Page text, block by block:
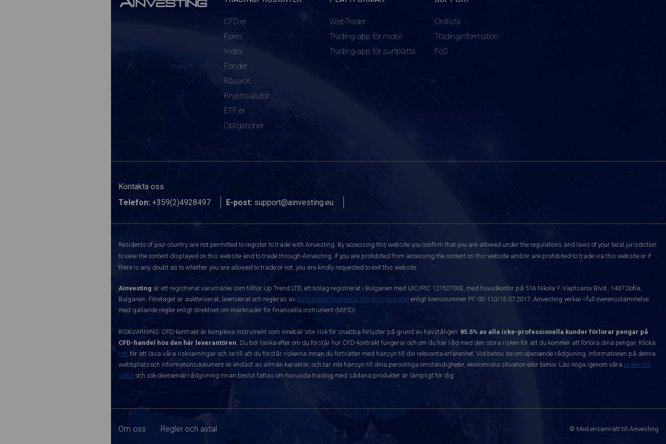
CFD:er
Forex
Index
Fonder
Råvaror
Kryptovalutor
ETF:er
Obligationer
WebTrader
Trading-app för mobil
Trading-app för surfplatta
Ordlista
Tradinginformation
FoS
Kontakta oss
Telefon: +359(2)4928497 E-post: support@ainvesting.eu
Residents of your country are not permitted to register to trade with Ainvesting. By accessing this website you confirm that you are allowed under the regulations and laws of your local jurisdiction
to view the content displayed on this website and to trade through Ainvesting. If you are prohibited from accessing the content on this website and/or are prohibited to trade via this website or if
there is any doubt as to whether you are allowed to trade or not, you are kindly requested to exit this website.
Ainvesting är ett registrerat varumärke som tillhör Up Trend LTD, ett bolag registrerat i Bulgarien med UIC/PIC 121527003, med huvudkontor på 51A Nikola Y. Vaptsarov Blvd., 1407 Sofia,
Bulgarien. Företaget är auktoriserat, licensierat och regleras av Bulgariens finansiella tillsynsmyndighet enligt licensnummer РГ-03-110/13.07.2017. Ainvesting verkar i full överensstämmelse
med gällande regler enligt direktivet om marknader för finansiella instrument (MiFID).
RISKVARNING: CFD-kontrakt är komplexa instrument som innebär stor risk för snabba förluster på grund av hävstången. 85.5% av alla icke-professionella kunder förlorar pengar på
CFD-handel hos den här leverantören. Du bör tänka efter om du förstår hur CFD-kontrakt fungerar och om du har råd med den stora risken för att du kommer att förlora dina pengar. Klicka
här för att läsa våra riskvarningar och se till att du förstår riskerna innan du fortsätter med hänsyn till din relevanta erfarenhet. Vid behov, be om oberoende rådgivning. Informationen på denna
webbplats och informationsdokument är endast av allmän karaktär, och tar inte hänsyn till dina personliga omständigheter, ekonomiska situation eller behov. Läs noga igenom våra regler och
villkor och sök oberoende rådgivning innan beslut fattas om huruvida trading med sådana produkter är lämpligt för dig.
Om oss Regler och avtal © Med ensamrätt till Ainvesting